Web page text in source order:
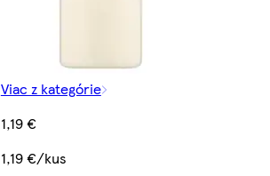
Viac z kategórie
1,19 €
1,19 €/kus